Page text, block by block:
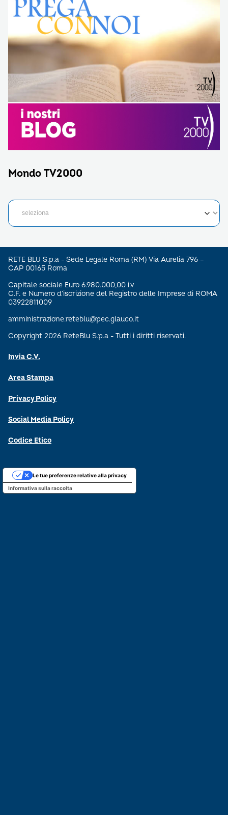
Mondo TV2000
RETE BLU S.p.a - Sede Legale Roma (RM) Via Aurelia 796 –
CAP 00165 Roma
Capitale sociale Euro 6.980.000,00 i.v
C.F. e Numero d’iscrizione del Registro delle Imprese di ROMA
03922811009
amministrazione.reteblu@pec.glauco.it
Copyright 2026 ReteBlu S.p.a - Tutti i diritti riservati.
Invia C.V.
Area Stampa
Privacy Policy
Social Media Policy
Codice Etico
Informativa sulla raccolta
Le tue preferenze relative alla privacy